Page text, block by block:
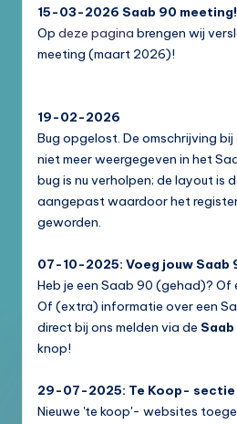
15-03-2026 Saab 90 meeting!
Op deze pagina brengen wij
meeting (maart 2026)!
19-02-2026
Bug opgelost. De omschrijving
niet meer weergegeven in het
bug is nu verholpen; de layout is
aangepast waardoor het
geworden.
07-10-2025: Voeg jouw Saab
Heb je een Saab 90 (gehad)?
Of (extra) informatie over een
direct bij ons melden via de
knop!
29-07-2025: Te Koop- sectie
Nieuwe 'te koop'- websites